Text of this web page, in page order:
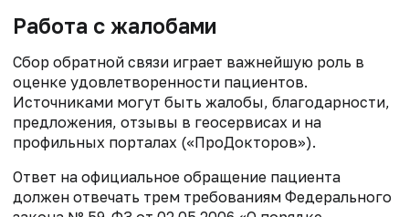
Работа с жалобами
Сбор обратной связи играет важнейшую роль в
оценке удовлетворенности пациентов.
Источниками могут быть жалобы, благодарности,
предложения, отзывы в геосервисах и на
профильных порталах («ПроДокторов»).
Ответ на официальное обращение пациента
должен отвечать трем требованиям Федерального